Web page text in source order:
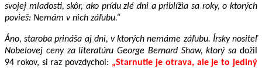
svojej mladosti, skôr, ako prídu zlé dni a priblížia sa roky, o ktorých
povieš: Nemám v nich záľubu.“
Áno, staroba prináša aj dni, v ktorých nemáme záľubu. Írsky nositeľ
Nobelovej ceny za literatúru George Bernard Shaw, ktorý sa dožil
94 rokov, si raz povzdychol: „Starnutie je otrava, ale je to jediný